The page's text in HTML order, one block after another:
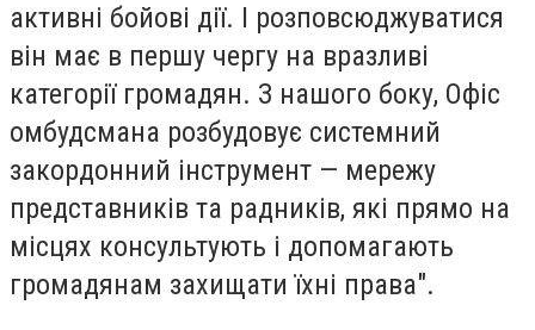
активні бойові дії. І розповсюджуватися
він має в першу чергу на вразливі
категорії громадян. З нашого боку, Офіс
омбудсмана розбудовує системний
закордонний інструмент — мережу
представників та радників, які прямо на
місцях консультують і допомагають
громадянам захищати їхні права".